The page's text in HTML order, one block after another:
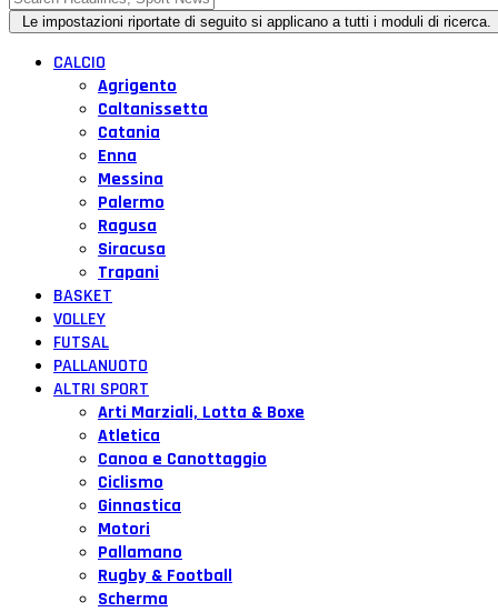
CALCIO
Agrigento
Caltanissetta
Catania
Enna
Messina
Palermo
Ragusa
Siracusa
Trapani
BASKET
VOLLEY
FUTSAL
PALLANUOTO
ALTRI SPORT
Arti Marziali, Lotta & Boxe
Atletica
Canoa e Canottaggio
Ciclismo
Ginnastica
Motori
Pallamano
Rugby & Football
Scherma